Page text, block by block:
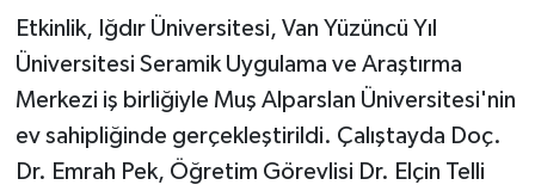
Etkinlik, Iğdır Üniversitesi, Van Yüzüncü Yıl
Üniversitesi Seramik Uygulama ve Araştırma
Merkezi iş birliğiyle Muş Alparslan Üniversitesi'nin
ev sahipliğinde gerçekleştirildi. Çalıştayda Doç.
Dr. Emrah Pek, Öğretim Görevlisi Dr. Elçin Telli